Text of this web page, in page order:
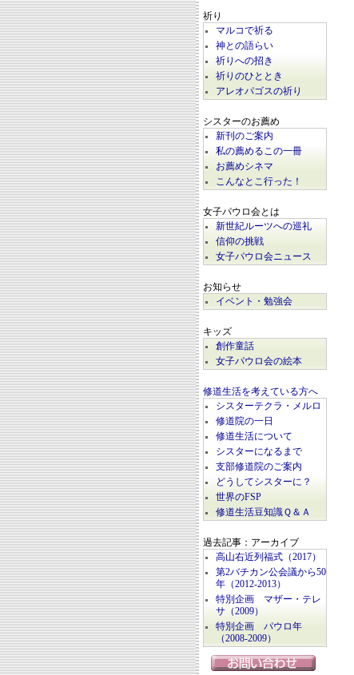
祈り
マルコで祈る
神との語らい
祈りへの招き
祈りのひととき
アレオパゴスの祈り
シスターのお薦め
新刊のご案内
私の薦めるこの一冊
お薦めシネマ
こんなとこ行った！
女子パウロ会とは
新世紀ルーツへの巡礼
信仰の挑戦
女子パウロ会ニュース
お知らせ
イベント・勉強会
キッズ
創作童話
女子パウロ会の絵本
修道生活を考えている方へ
シスターテクラ・メルロ
修道院の一日
修道生活について
シスターになるまで
支部修道院のご案内
どうしてシスターに？
世界のFSP
修道生活豆知識Ｑ＆Ａ
過去記事：アーカイブ
高山右近列福式（2017）
第2バチカン公会議から50
年（2012-2013）
特別企画 マザー・テレ
サ（2009）
特別企画 パウロ年
（2008-2009）